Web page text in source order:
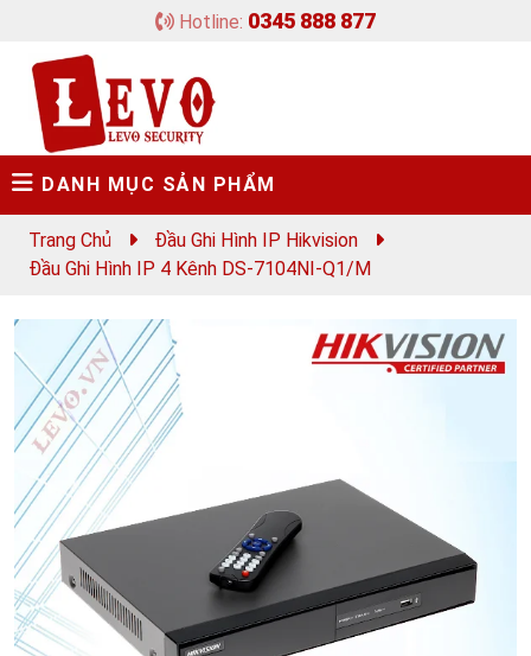
Hotline: 0345 888 877
DANH MỤC SẢN PHẨM
Trang Chủ
Đầu Ghi Hình IP Hikvision
Đầu Ghi Hình IP 4 Kênh DS-7104NI-Q1/M